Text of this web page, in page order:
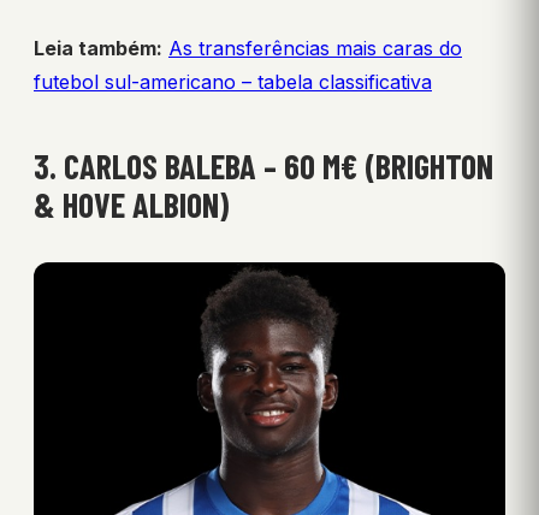
Leia também: As transferências mais caras do
futebol sul-americano – tabela classificativa
3. CARLOS BALEBA – 60 M€ (BRIGHTON
& HOVE ALBION)